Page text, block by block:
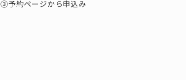
③予約ページから申込み